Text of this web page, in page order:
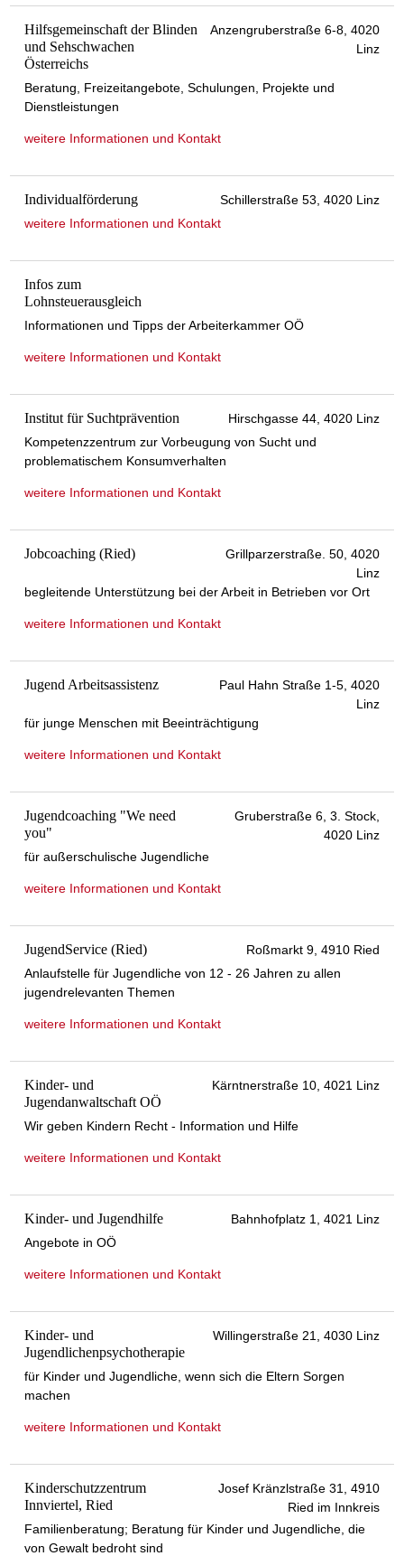
Hilfsgemeinschaft der Blinden
und Sehschwachen
Österreichs
Anzengruberstraße 6-8, 4020
Linz
Beratung, Freizeitangebote, Schulungen, Projekte und
Dienstleistungen
weitere Informationen und Kontakt
Individualförderung
Schillerstraße 53, 4020 Linz
weitere Informationen und Kontakt
Infos zum
Lohnsteuerausgleich
Informationen und Tipps der Arbeiterkammer OÖ
weitere Informationen und Kontakt
Institut für Suchtprävention
Hirschgasse 44, 4020 Linz
Kompetenzzentrum zur Vorbeugung von Sucht und
problematischem Konsumverhalten
weitere Informationen und Kontakt
Jobcoaching (Ried)
Grillparzerstraße. 50, 4020
Linz
begleitende Unterstützung bei der Arbeit in Betrieben vor Ort
weitere Informationen und Kontakt
Jugend Arbeitsassistenz
Paul Hahn Straße 1-5, 4020
Linz
für junge Menschen mit Beeinträchtigung
weitere Informationen und Kontakt
Jugendcoaching "We need
you"
Gruberstraße 6, 3. Stock,
4020 Linz
für außerschulische Jugendliche
weitere Informationen und Kontakt
JugendService (Ried)
Roßmarkt 9, 4910 Ried
Anlaufstelle für Jugendliche von 12 - 26 Jahren zu allen
jugendrelevanten Themen
weitere Informationen und Kontakt
Kinder- und
Jugendanwaltschaft OÖ
Kärntnerstraße 10, 4021 Linz
Wir geben Kindern Recht - Information und Hilfe
weitere Informationen und Kontakt
Kinder- und Jugendhilfe
Bahnhofplatz 1, 4021 Linz
Angebote in OÖ
weitere Informationen und Kontakt
Kinder- und
Jugendlichenpsychotherapie
Willingerstraße 21, 4030 Linz
für Kinder und Jugendliche, wenn sich die Eltern Sorgen
machen
weitere Informationen und Kontakt
Kinderschutzzentrum
Innviertel, Ried
Josef Kränzlstraße 31, 4910
Ried im Innkreis
Familienberatung; Beratung für Kinder und Jugendliche, die
von Gewalt bedroht sind